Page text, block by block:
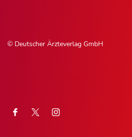
© Deutscher Ärzteverlag GmbH